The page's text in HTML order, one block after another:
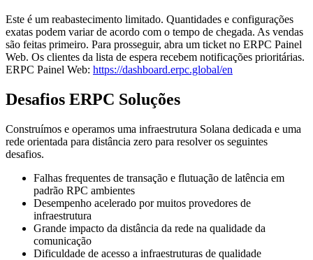
Este é um reabastecimento limitado. Quantidades e configurações
exatas podem variar de acordo com o tempo de chegada. As vendas
são feitas primeiro. Para prosseguir, abra um ticket no ERPC Painel
Web. Os clientes da lista de espera recebem notificações prioritárias.
ERPC Painel Web: https://dashboard.erpc.global/en
Desafios ERPC Soluções
Construímos e operamos uma infraestrutura Solana dedicada e uma
rede orientada para distância zero para resolver os seguintes
desafios.
Falhas frequentes de transação e flutuação de latência em
padrão RPC ambientes
Desempenho acelerado por muitos provedores de
infraestrutura
Grande impacto da distância da rede na qualidade da
comunicação
Dificuldade de acesso a infraestruturas de qualidade